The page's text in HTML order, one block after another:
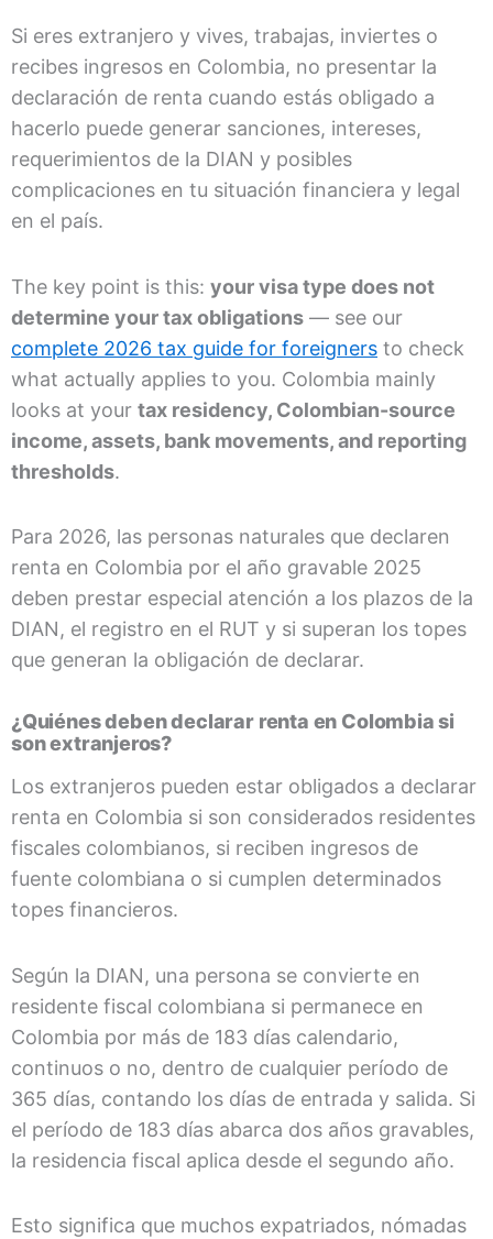
Si eres extranjero y vives, trabajas, inviertes o
recibes ingresos en Colombia, no presentar la
declaración de renta cuando estás obligado a
hacerlo puede generar sanciones, intereses,
requerimientos de la DIAN y posibles
complicaciones en tu situación financiera y legal
en el país.
The key point is this: your visa type does not
determine your tax obligations — see our
complete 2026 tax guide for foreigners to check
what actually applies to you. Colombia mainly
looks at your tax residency, Colombian-source
income, assets, bank movements, and reporting
thresholds.
Para 2026, las personas naturales que declaren
renta en Colombia por el año gravable 2025
deben prestar especial atención a los plazos de la
DIAN, el registro en el RUT y si superan los topes
que generan la obligación de declarar.
¿Quiénes deben declarar renta en Colombia si
son extranjeros?
Los extranjeros pueden estar obligados a declarar
renta en Colombia si son considerados residentes
fiscales colombianos, si reciben ingresos de
fuente colombiana o si cumplen determinados
topes financieros.
Según la DIAN, una persona se convierte en
residente fiscal colombiana si permanece en
Colombia por más de 183 días calendario,
continuos o no, dentro de cualquier período de
365 días, contando los días de entrada y salida. Si
el período de 183 días abarca dos años gravables,
la residencia fiscal aplica desde el segundo año.
Esto significa que muchos expatriados, nómadas